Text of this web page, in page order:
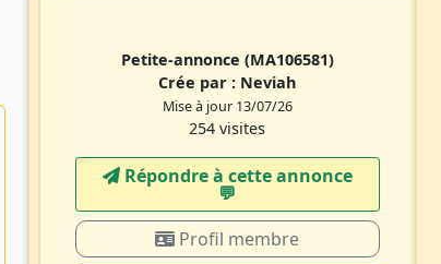
Petite-annonce (MA106581)
Crée par : Neviah
Mise à jour 13/07/26
254 visites
Répondre à cette annonce
💬​
Profil membre